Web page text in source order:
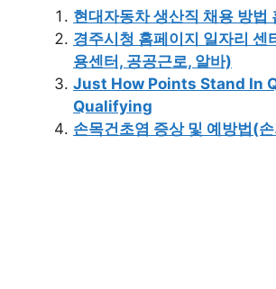
현대자동차 생산직 채용 방법
경주시청 홈페이지 일자리 센
용센터, 공공근로, 알바)
Just How Points Stand In
Qualifying
손목건초염 증상 및 예방법(